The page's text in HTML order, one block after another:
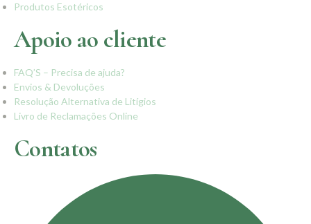
Produtos Esotéricos
Apoio ao cliente
FAQ’S – Precisa de ajuda?
Envios & Devoluções
Resolução Alternativa de Litígios
Livro de Reclamações Online
Contatos